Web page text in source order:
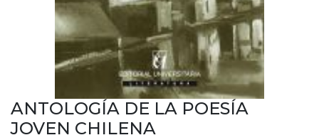
ANTOLOGÍA DE LA POESÍA
JOVEN CHILENA